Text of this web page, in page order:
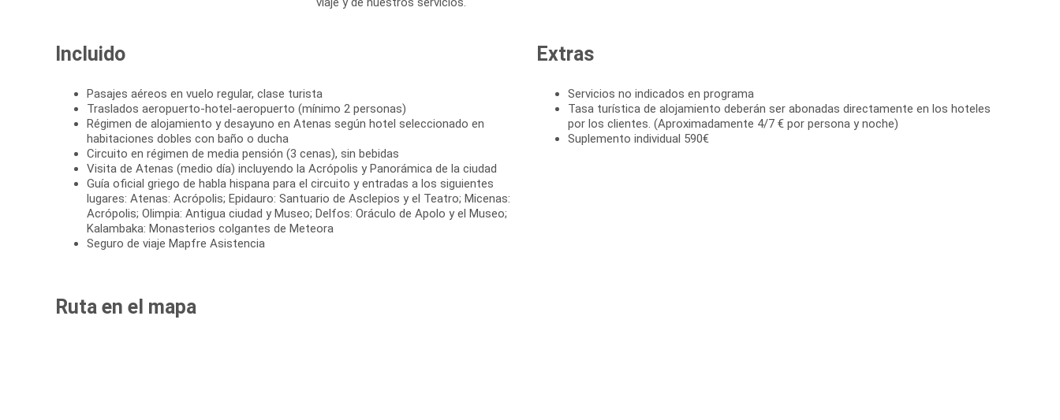
Incluido
Pasajes aéreos en vuelo regular, clase turista
Traslados aeropuerto-hotel-aeropuerto (mínimo 2 personas)
Régimen de alojamiento y desayuno en Atenas según hotel seleccionado en
habitaciones dobles con baño o ducha
Circuito en régimen de media pensión (3 cenas), sin bebidas
Visita de Atenas (medio día) incluyendo la Acrópolis y Panorámica de la ciudad
Guía oficial griego de habla hispana para el circuito y entradas a los siguientes
lugares: Atenas: Acrópolis; Epidauro: Santuario de Asclepios y el Teatro; Micenas:
Acrópolis; Olimpia: Antigua ciudad y Museo; Delfos: Oráculo de Apolo y el Museo;
Kalambaka: Monasterios colgantes de Meteora
Seguro de viaje Mapfre Asistencia
Extras
Servicios no indicados en programa
Tasa turística de alojamiento deberán ser abonadas directamente en los hoteles
por los clientes. (Aproximadamente 4/7 € por persona y noche)
Suplemento individual 590€
Ruta en el mapa